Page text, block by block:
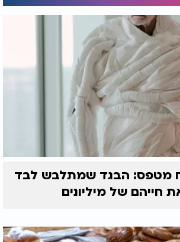
מטפס: הבגד שמתלבש לבד
חייהם של מיליונים